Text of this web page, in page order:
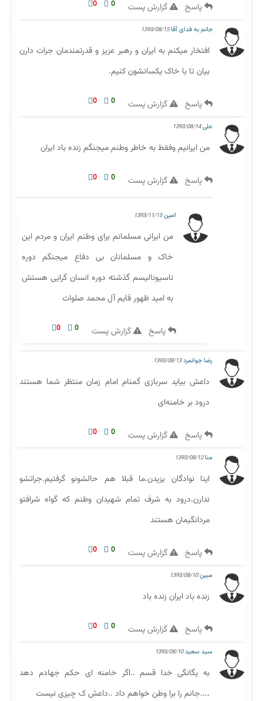
پاسخ گزارش پست 0
0
جانم به فدای آقا 1393/08/15
افتخار میکنم به ایران و رهبر عزیز و قدرتمندمان جرات دارن
بیان تا با خاک یکسانشون کنیم.
پاسخ گزارش پست 0
0
علی 1393/08/14
من ایرانیم وفقط به خاطر وطنم میجنگم زنده باد ایران
پاسخ گزارش پست 0
0
امین 1393/11/15
من ایرانی مسلمانم برای وطنم ایران و مردم این
خاک و مسلمانان بی دفاع میجنگم دوره
ناسیونالیسم گذشته دوره انسان گرایی هستش
به امید ظهور قایم آل محمد صلوات
پاسخ گزارش پست 0
0
رضا جوانمرد 1393/08/13
داعش بیاید سربازی گمنام امام زمان منتظر شما هستند
درود بر خامنه‌ای
پاسخ گزارش پست 0
0
منا 1393/08/12
اینا نوادگان یزیدن.ما قبلا هم حالشونو گرفتیم.جراتشو
ندارن.درود به شرف تمام شهیدان وطنم که گواه شرافتو
مردانگیمان هستند
پاسخ گزارش پست 0
0
مبین 1393/08/10
زنده باد ایران زنده باد
پاسخ گزارش پست 0
0
سید سعید 1393/08/10
به یگانگی خدا قسم ..اگر خامنه ای حکم جهادم دهد
....جانم را برا وطن خواهم داد ..داعش ک چیزی نیست